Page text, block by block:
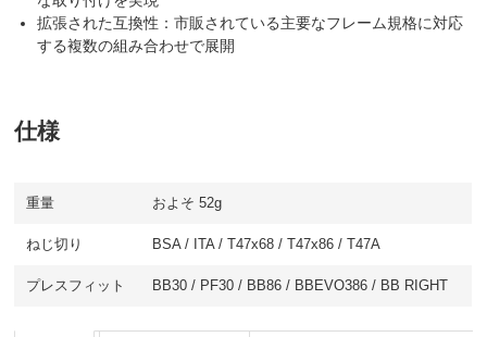
拡張された互換性：市販されている主要なフレーム規格に対応
する複数の組み合わせで展開
仕様
重量 およそ 52g
ねじ切り BSA / ITA / T47x68 / T47x86 / T47A
プレスフィット BB30 / PF30 / BB86 / BBEVO386 / BB RIGHT